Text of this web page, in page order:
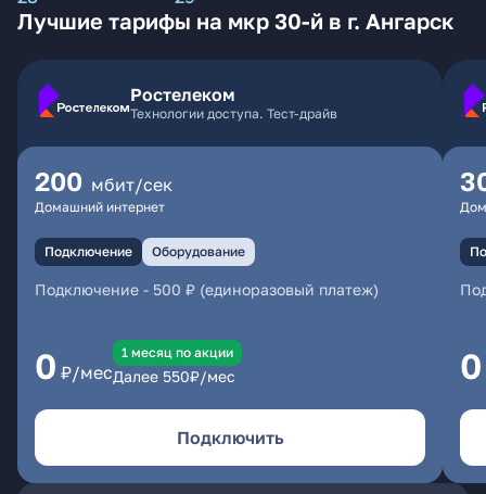
Лучшие тарифы на мкр 30-й в г. Ангарск
Ростелеком
Технологии доступа. Тест-драйв
200 мбит/сек
Домашний интернет
Подключение Оборудование
Подключение - 500 ₽ (единоразовый платеж)
0 ₽/мес
1 месяц по акции
Далее 550₽/мес
Подключить
0